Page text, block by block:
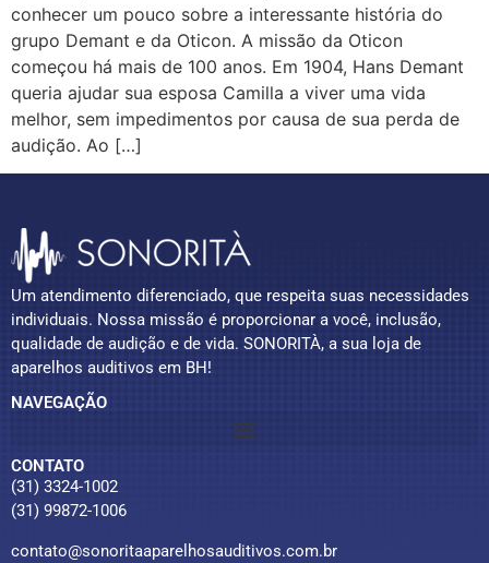
conhecer um pouco sobre a interessante história do
grupo Demant e da Oticon. A missão da Oticon
começou há mais de 100 anos. Em 1904, Hans Demant
queria ajudar sua esposa Camilla a viver uma vida
melhor, sem impedimentos por causa de sua perda de
audição. Ao […]
Um atendimento diferenciado, que respeita suas necessidades
individuais. Nossa missão é proporcionar a você, inclusão,
qualidade de audição e de vida. SONORITÀ, a sua loja de
aparelhos auditivos em BH!
NAVEGAÇÃO
CONTATO
(31) 3324-1002
(31) 99872-1006
contato@sonoritaaparelhosauditivos.com.br